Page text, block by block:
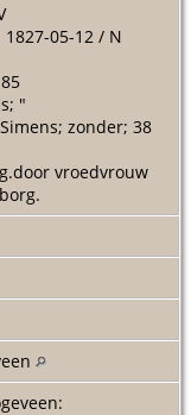
05-12 / N
"
zonder; 38
vroedvrouw